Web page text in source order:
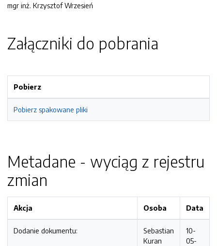
mgr inż. Krzysztof Wrzesień
Załączniki do pobrania
Pobierz
Pobierz spakowane pliki
Metadane - wyciąg z rejestru
zmian
Akcja Osoba Data
Dodanie dokumentu:
Sebastian
Kuran
10-
05-